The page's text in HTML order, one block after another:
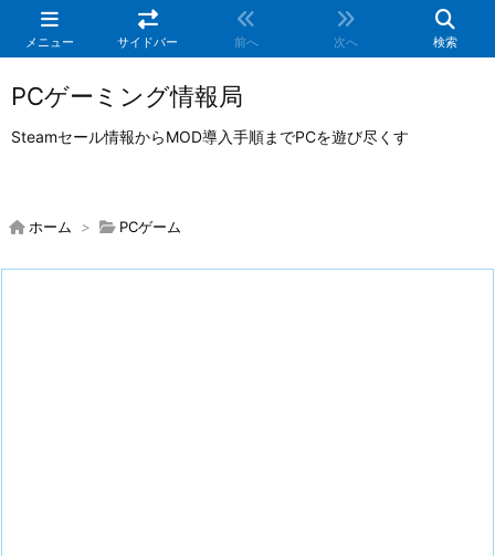
メニュー サイドバー 前へ 次へ 検索
PCゲーミング情報局
Steamセール情報からMOD導入手順までPCを遊び尽くす
ホーム > PCゲーム